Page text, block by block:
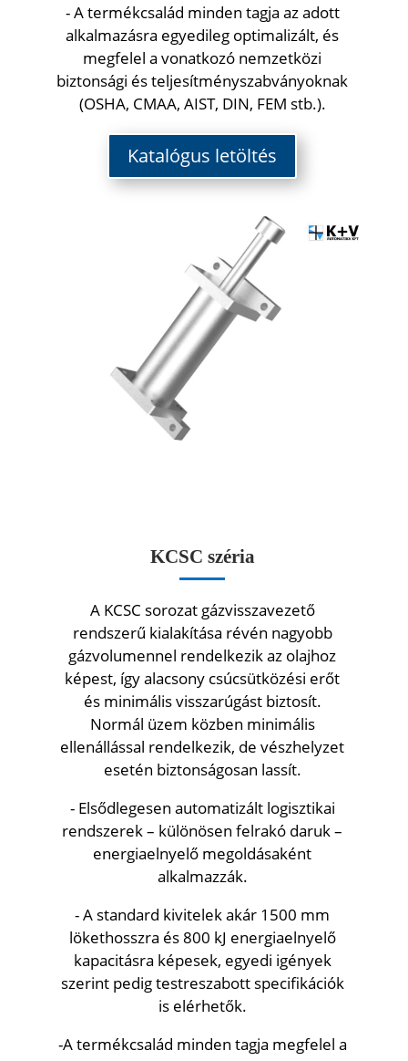
- A termékcsalád minden tagja az adott
alkalmazásra egyedileg optimalizált, és
megfelel a vonatkozó nemzetközi
biztonsági és teljesítményszabványoknak
(OSHA, CMAA, AIST, DIN, FEM stb.).
Katalógus letöltés
KCSC széria
A KCSC sorozat gázvisszavezető
rendszerű kialakítása révén nagyobb
gázvolumennel rendelkezik az olajhoz
képest, így alacsony csúcsütközési erőt
és minimális visszarúgást biztosít.
Normál üzem közben minimális
ellenállással rendelkezik, de vészhelyzet
esetén biztonságosan lassít.
- Elsődlegesen automatizált logisztikai
rendszerek – különösen felrakó daruk –
energiaelnyelő megoldásaként
alkalmazzák.
- A standard kivitelek akár 1500 mm
lökethosszra és 800 kJ energiaelnyelő
kapacitásra képesek, egyedi igények
szerint pedig testreszabott specifikációk
is elérhetők.
-A termékcsalád minden tagja megfelel a